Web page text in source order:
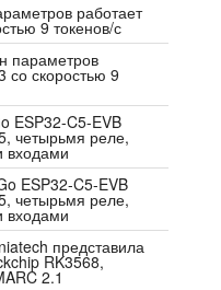
работает
9 токенов/с
параметров
со скоростью 9
ESP32-C5-EVB
четырьмя реле,
входами
ESP32-C5-EVB
четырьмя реле,
входами
представила
RK3568,
2.1